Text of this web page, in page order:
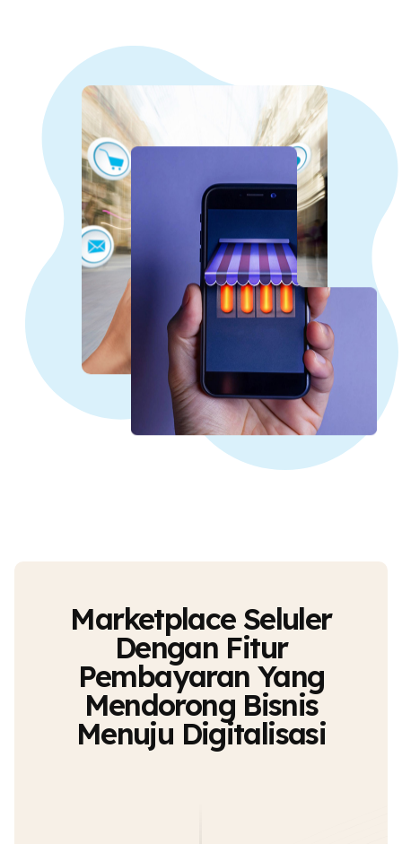
Marketplace Seluler
Dengan Fitur
Pembayaran Yang
Mendorong Bisnis
Menuju Digitalisasi